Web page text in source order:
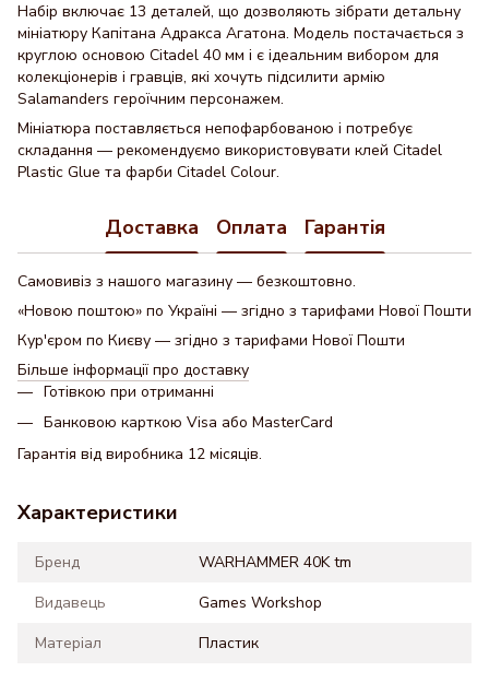
Набір включає 13 деталей, що дозволяють зібрати детальну
мініатюру Капітана Адракса Агатона. Модель постачається з
круглою основою Citadel 40 мм і є ідеальним вибором для
колекціонерів і гравців, які хочуть підсилити армію
Salamanders героїчним персонажем.
Мініатюра поставляється непофарбованою і потребує
складання — рекомендуємо використовувати клей Citadel
Plastic Glue та фарби Citadel Colour.
Доставка Оплата Гарантія
Самовивіз з нашого магазину — безкоштовно.
«Новою поштою» по Україні — згідно з тарифами Нової Пошти
Кур'єром по Києву — згідно з тарифами Нової Пошти
Більше інформації про доставку
Готівкою при отриманні
Банковою карткою Visa або MasterCard
Гарантія від виробника 12 місяців.
Характеристики
Бренд
WARHAMMER 40K tm
Видавець
Games Workshop
Матеріал
Пластик